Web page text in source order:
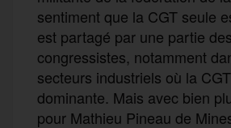
sentiment que la CGT seule
est partagé par une partie des
congressistes, notamment
secteurs industriels où la
dominante. Mais avec bien
pour Mathieu Pineau de